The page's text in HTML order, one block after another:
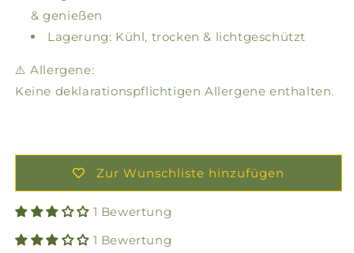
& genießen
Lagerung: Kühl, trocken & lichtgeschützt
⚠️ Allergene:
Keine deklarationspflichtigen Allergene enthalten.
Zur Wunschliste hinzufügen
1 Bewertung
1 Bewertung